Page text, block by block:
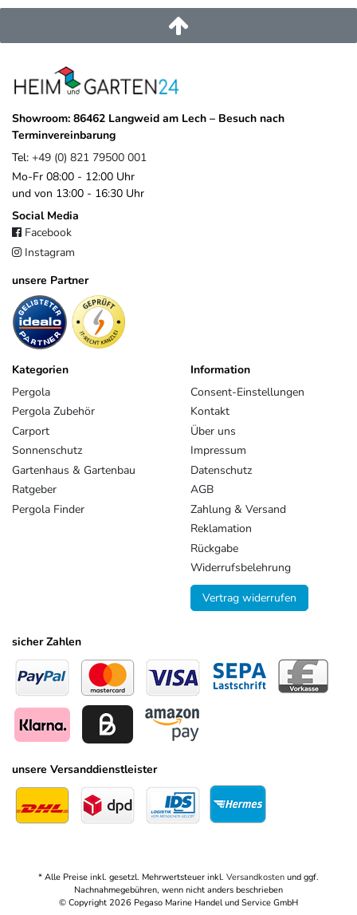
Weberstrasse 8
Deutschland
service@heimundgarten24.de
https://www.weide.de/kontakt/
Showroom: 86462 Langweid am Lech – Besuch nach
Terminvereinbarung
Tel: +49 (0) 821 79500 001
Mo-Fr 08:00 - 12:00 Uhr
und von 13:00 - 16:30 Uhr
Social Media
Facebook
Instagram
unsere Partner
Kategorien
Pergola
Pergola Zubehör
Carport
Sonnenschutz
Gartenhaus & Gartenbau
Ratgeber
Pergola Finder
Information
Consent-Einstellungen
Kontakt
Über uns
Impressum
Datenschutz
AGB
Zahlung & Versand
Reklamation
Rückgabe
Widerrufsbelehrung
Vertrag widerrufen
sicher Zahlen
unsere Versanddienstleister
* Alle Preise inkl. gesetzl. Mehrwertsteuer inkl. Versandkosten und ggf.
Nachnahmegebühren, wenn nicht anders beschrieben
© Copyright 2026 Pegaso Marine Handel und Service GmbH